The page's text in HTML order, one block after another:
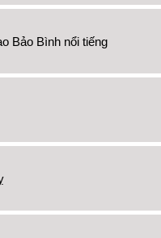
Bảo Bình nổi tiếng